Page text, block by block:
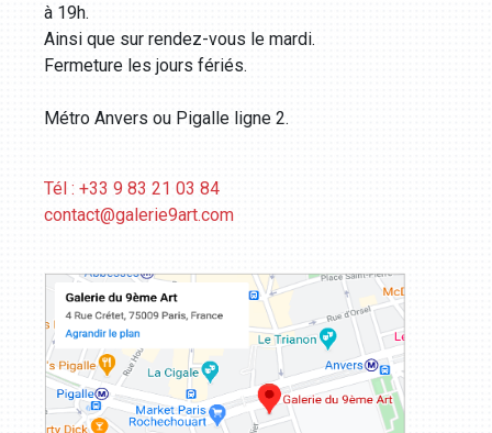
à 19h.
Ainsi que sur rendez-vous le mardi.
Fermeture les jours fériés.
Métro Anvers ou Pigalle ligne 2.
Tél : +33 9 83 21 03 84
contact@galerie9art.com